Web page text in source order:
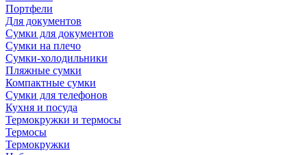
Портфели
Для документов
Сумки для документов
Сумки на плечо
Сумки-холодильники
Пляжные сумки
Компактные сумки
Сумки для телефонов
Кухня и посуда
Термокружки и термосы
Термосы
Термокружки